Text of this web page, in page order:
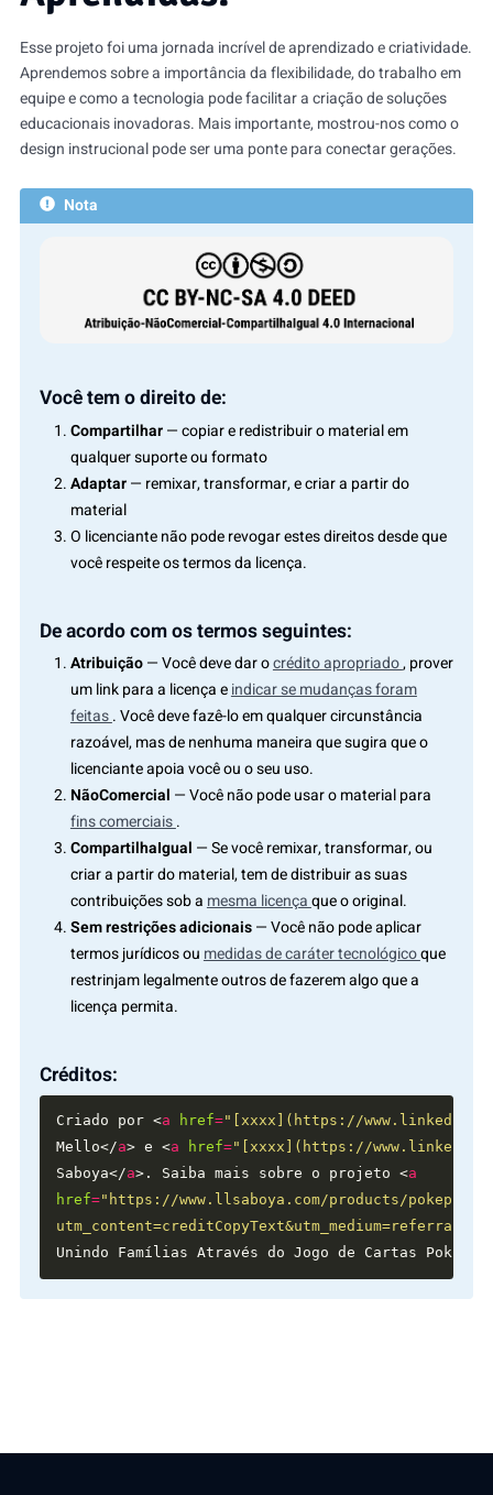
Esse projeto foi uma jornada incrível de aprendizado e criatividade.
Aprendemos sobre a importância da flexibilidade, do trabalho em
equipe e como a tecnologia pode facilitar a criação de soluções
educacionais inovadoras. Mais importante, mostrou-nos como o
design instrucional pode ser uma ponte para conectar gerações.
Nota
Você tem o direito de:
Compartilhar— copiar e redistribuir o material em
qualquer suporte ou formato
Adaptar— remixar, transformar, e criar a partir do
material
O licenciante não pode revogar estes direitos desde que
você respeite os termos da licença.
De acordo com os termos seguintes:
Atribuição— Você deve dar ocrédito apropriado, prover
um link para a licença eindicar se mudanças foram
feitas. Você deve fazê-lo em qualquer circunstância
razoável, mas de nenhuma maneira que sugira que o
licenciante apoia você ou o seu uso.
NãoComercial — Você não pode usar o material para
fins comerciais.
CompartilhaIgual — Se você remixar, transformar, ou
criar a partir do material, tem de distribuir as suas
contribuições sob a mesma licençaque o original.
Sem restrições adicionais— Você não pode aplicar
termos jurídicos ou medidas de caráter tecnológicoque
restrinjam legalmente outros de fazerem algo que a
licença permita.
Créditos:
Criado por <a href="[xxxx](https://
Mello</a> e <a href="[xxxx](https://
Saboya</a>. Saiba mais sobre o projeto <a
href="https://www.llsaboya.com/products/pokepais-
Unindo Famílias Através do Jogo de Cartas